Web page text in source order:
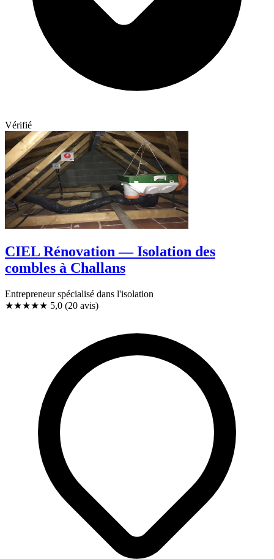
Vérifié
CIEL Rénovation — Isolation des
combles à Challans
Entrepreneur spécialisé dans l'isolation
★★★★★ 5,0 (20 avis)